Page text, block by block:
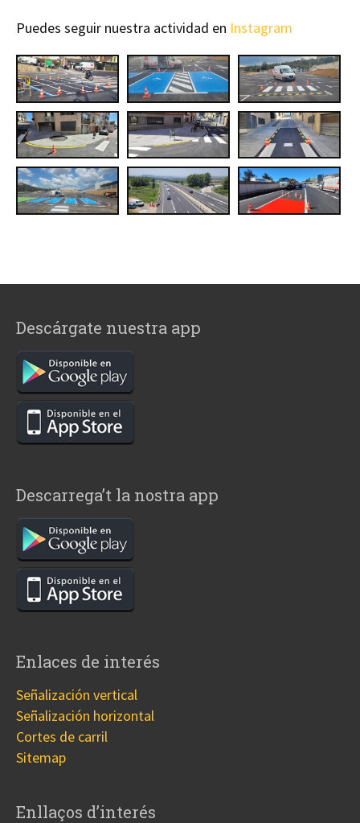
Puedes seguir nuestra actividad en Instagram
Descárgate nuestra app
Descarrega’t la nostra app
Enlaces de interés
Señalización vertical
Señalización horizontal
Cortes de carril
Sitemap
Enllaços d’interés